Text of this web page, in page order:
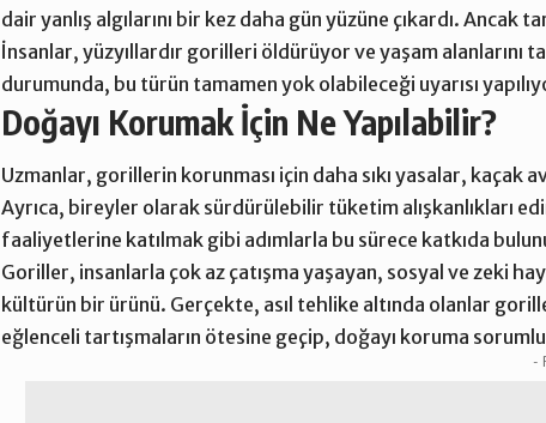
dair yanlış algılarını bir kez daha gün yüzüne çıkardı.
İnsanlar, yüzyıllardır gorilleri öldürüyor ve yaşam alanlarını
durumunda, bu türün tamamen yok olabileceği uyarısı
Doğayı Korumak İçin Ne Yapılabilir?
Uzmanlar, gorillerin korunması için daha sıkı yasalar,
Ayrıca, bireyler olarak sürdürülebilir tüketim alışkanlıkları
faaliyetlerine katılmak gibi adımlarla bu sürece katkıda
Goriller, insanlarla çok az çatışma yaşayan, sosyal ve zeki
kültürün bir ürünü. Gerçekte, asıl tehlike altında olanlar
eğlenceli tartışmaların ötesine geçip, doğayı koruma
-